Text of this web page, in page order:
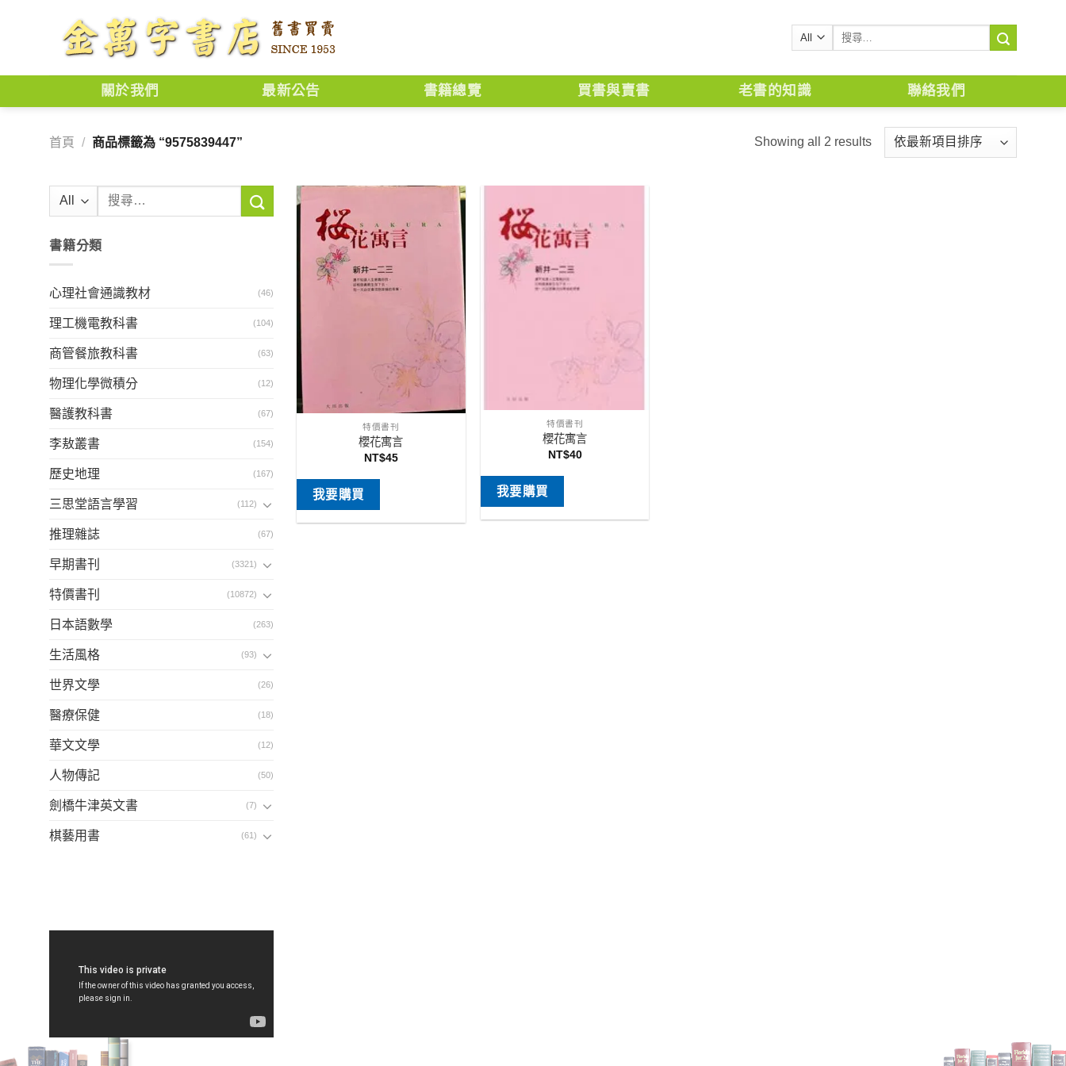
搜
鍵
關於我們 最新公告 書籍總覽 買書與賣書 老書的知識 聯絡我們
首頁 / 商品標籤為 “9575839447” Showing all 2 results
搜
鍵
書籍分類
心理社會通識教材 (46)
理工機電教科書 (104)
商管餐旅教科書 (63)
物理化學微積分 (12)
醫護教科書 (67)
李敖叢書 (154)
歷史地理 (167)
三思堂語言學習 (112)
推理雜誌 (67)
早期書刊 (3321)
特價書刊 (10872)
日本語數學 (263)
生活風格 (93)
世界文學 (26)
醫療保健 (18)
華文文學 (12)
人物傳記 (50)
劍橋牛津英文書 (7)
棋藝用書 (61)
特價書刊
櫻花寓言
NT$45
我要購買
特價書刊
櫻花寓言
NT$40
我要購買